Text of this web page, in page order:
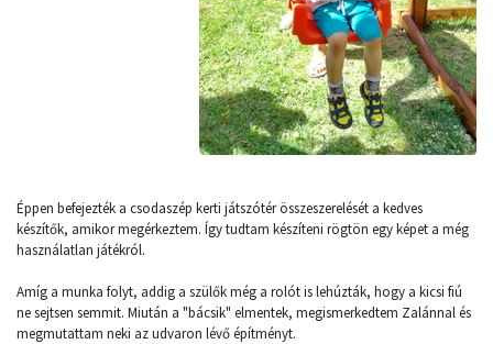
Éppen befejezték a csodaszép kerti játszótér összeszerelését a kedves
készítők, amikor megérkeztem. Így tudtam készíteni rögtön egy képet a még
használatlan játékról.
Amíg a munka folyt, addig a szülők még a rolót is lehúzták, hogy a kicsi fiú
ne sejtsen semmit. Miután a "bácsik" elmentek, megismerkedtem Zalánnal és
megmutattam neki az udvaron lévő építményt.